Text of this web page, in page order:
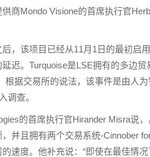
商Mondo Visione的首席执行官
，该项目已经从11月1日的最初启
迟。Turquoise是LSE拥有的多边
根据交易所的说法，该事件是由人
调查。
的首席执行官Hirander Misra说
并且拥有两个交易系统-Cinnober
速度。他补充说：“即使在最佳情况